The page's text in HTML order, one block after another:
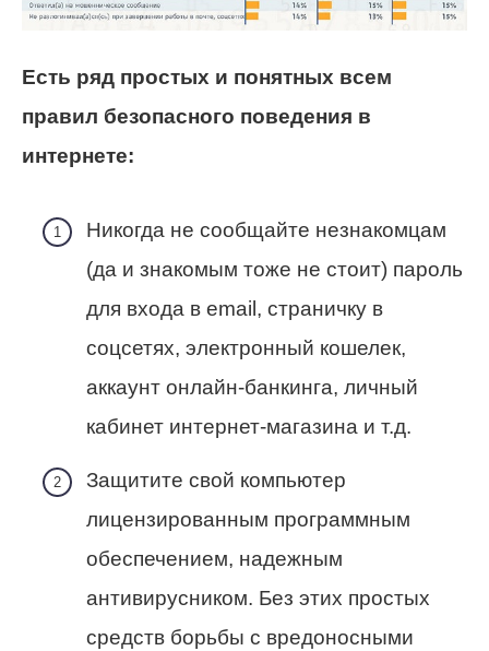
Есть ряд простых и понятных всем
правил безопасного поведения в
интернете:
Никогда не сообщайте незнакомцам
(да и знакомым тоже не стоит) пароль
для входа в email , страничку в
соцсетях, электронный кошелек,
аккаунт онлайн-банкинга, личный
кабинет интернет-магазина и т.д.
Защитите свой компьютер
лицензированным программным
обеспечением, надежным
антивирусником. Без этих простых
средств борьбы с вредоносными